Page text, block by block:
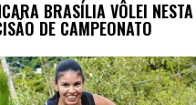
BRASÍLIA VÔLEI
DE CAMPEONATO